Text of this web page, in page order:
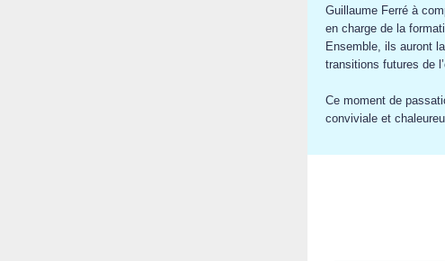
Guillaume Ferré à
en charge de la
Ensemble, ils auront
transitions futures de
Ce moment de
conviviale et